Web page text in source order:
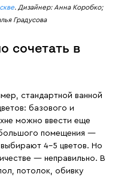
. Дизайнер: Анна Коробко;
Градусова
сочетать в
стандартной ванной
базового и
можно ввести еще
большого помещения —
4–5 цветов. Но
— неправильно. В
потолок, обивку